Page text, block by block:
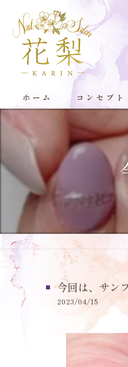
ホーム コンセプト
今回は、サン
2023/04/15